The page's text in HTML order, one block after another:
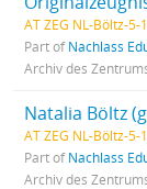
AT ZEG NL-Böltz-5-
Part ofNachlass
Archiv des
Natalia Böltz
AT ZEG NL-Böltz-5-
Part ofNachlass
Archiv des